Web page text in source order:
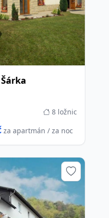
8 ložnic
za apartmán / za noc